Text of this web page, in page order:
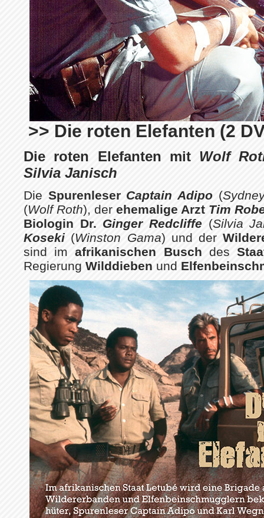
>> Die roten Elefanten (2
Die roten Elefanten mit Wolf
Silvia Janisch
Die Spurenleser Captain Adipo(
(Wolf Roth), der ehemalige Arzt Tim
Biologin Dr. Ginger Redcliffe (Silvia
Koseki (Winston Gama) und der
sind imafrikanischen Busch des
Regierung Wilddieben und